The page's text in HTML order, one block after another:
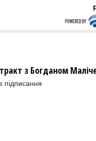
з Богданом
підписання